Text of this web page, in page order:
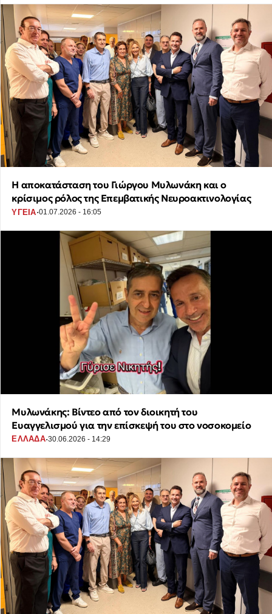
Η αποκατάσταση του Γιώργου Μυλωνάκη και ο
κρίσιμος ρόλος της Επεμβατικής Νευροακτινολογίας
ΥΓΕΙΑ·01.07.2026 - 16:05
Μυλωνάκης: Βίντεο από τον διοικητή του
Ευαγγελισμού για την επίσκεψή του στο νοσοκομείο
ΕΛΛΑΔΑ·30.06.2026 - 14:29